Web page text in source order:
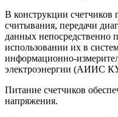
В конструкции счетчиков
считывания, передачи
данных непосредственно
использовании их в
информационно-
электроэнергии (АИИС
Питание счетчиков
напряжения.